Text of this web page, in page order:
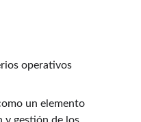
operativos
un elemento